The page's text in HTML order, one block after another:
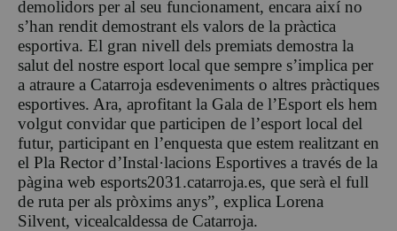
demolidors per al seu funcionament, encara així no
s’han rendit demostrant els valors de la pràctica
esportiva. El gran nivell dels premiats demostra la
salut del nostre esport local que sempre s’implica per
a atraure a Catarroja esdeveniments o altres pràctiques
esportives. Ara, aprofitant la Gala de l’Esport els hem
volgut convidar que participen de l’esport local del
futur, participant en l’enquesta que estem realitzant en
el Pla Rector d’Instal·lacions Esportives a través de la
pàgina web esports2031.catarroja.es, que serà el full
de ruta per als pròxims anys”, explica Lorena
Silvent, vicealcaldessa de Catarroja.